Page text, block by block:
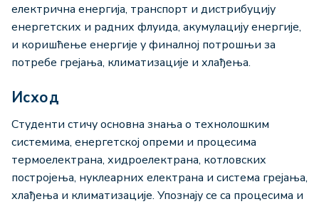
електрична енергија, транспорт и дистрибуцију
енергетских и радних флуида, акумулацију енергије,
и коришћење енергије у финалној потрошњи за
потребе грејања, климатизације и хлађења.
Исход
Студенти стичу основна знања о технолошким
системима, енергетској опреми и процесима
термоелектрана, хидроелектрана, котловских
постројења, нуклеарних електрана и система грејања,
хлађења и климатизације. Упознају се са процесима и